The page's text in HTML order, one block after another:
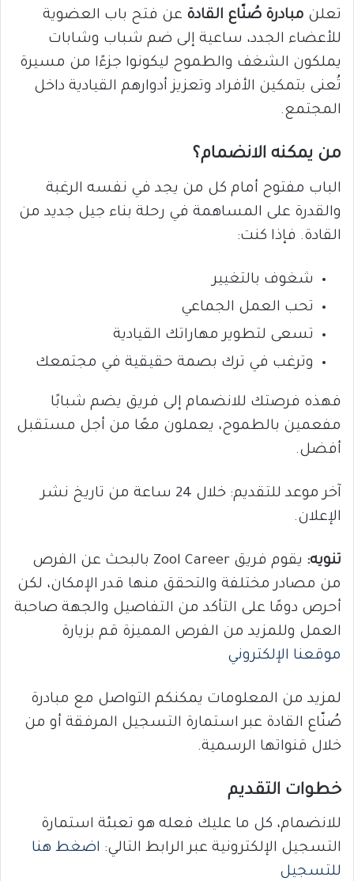
تعلن مبادرة صُنّاع القادة عن فتح باب العضوية
للأعضاء الجدد، ساعية إلى ضم شباب وشابات
يملكون الشغف والطموح ليكونوا جزءًا من مسيرة
تُعنى بتمكين الأفراد وتعزيز أدوارهم القيادية داخل
المجتمع.
من يمكنه الانضمام؟
الباب مفتوح أمام كل من يجد في نفسه الرغبة
والقدرة على المساهمة في رحلة بناء جيل جديد من
القادة. فإذا كنت:
شغوف بالتغيير
تحب العمل الجماعي
تسعى لتطوير مهاراتك القيادية
وترغب في ترك بصمة حقيقية في مجتمعك
فهذه فرصتك للانضمام إلى فريق يضم شبابًا
مفعمين بالطموح، يعملون معًا من أجل مستقبل
أفضل.
آخر موعد للتقديم: خلال 24 ساعة من تاريخ نشر
الإعلان.
تنويه:
يقوم فريق Zool Career بالبحث عن الفرص
من مصادر مختلفة والتحقق منها قدر الإمكان، لكن
أحرص دومًا على التأكد من التفاصيل والجهة صاحبة
العمل وللمزيد من الفرص المميزة قم بزيارة
موقعنا الإلكتروني
لمزيد من المعلومات يمكنكم التواصل مع مبادرة
صُنّاع القادة عبر استمارة التسجيل المرفقة أو من
خلال قنواتها الرسمية.
خطوات التقديم
للانضمام، كل ما عليك فعله هو تعبئة استمارة
التسجيل الإلكترونية عبر الرابط التالي: اضغط هنا
للتسجيل